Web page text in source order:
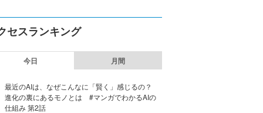
セスランキング
今日 月間
最近のAIは、なぜこんなに「賢く」感じるの？
進化の裏にあるモノとは #マンガでわかるAIの
仕組み 第2話